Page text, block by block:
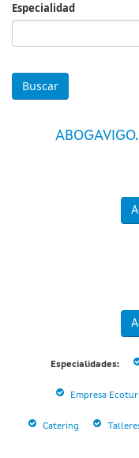
Especialidad
Especialidades:
Empresa
Catering